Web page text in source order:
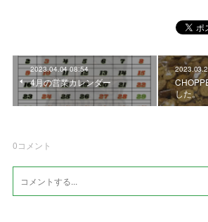
2023.04.04 08:54
4月の営業カレンダー
した。
0コメント